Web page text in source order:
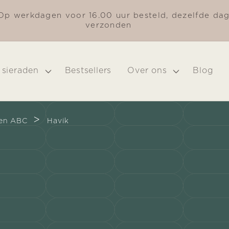
werkdagen voor 16.00 uur besteld, dezelfde dag
verzonden
Bestsellers Over ons Blog
ABC > Havik